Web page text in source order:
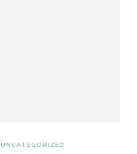
UNCATEGORIZED